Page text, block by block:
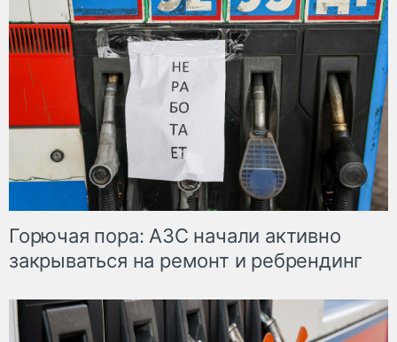
Горючая пора: АЗС начали активно
закрываться на ремонт и ребрендинг